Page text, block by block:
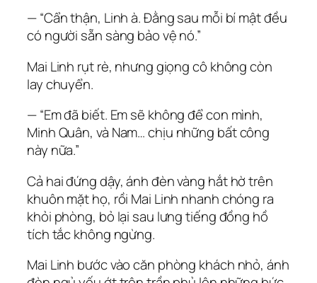
— “Cẩn thận, Linh à. Đằng sau mỗi bí mật đều
có người sẵn sàng bảo vệ nó.”
Mai Linh rụt rè, nhưng giọng cô không còn
lay chuyển.
— “Em đã biết. Em sẽ không để con mình,
Minh Quân, và Nam… chịu những bất công
này nữa.”
Cả hai đứng dậy, ánh đèn vàng hắt hờ trên
khuôn mặt họ, rồi Mai Linh nhanh chóng ra
khỏi phòng, bỏ lại sau lưng tiếng đồng hồ
tích tắc không ngừng.
Mai Linh bước vào căn phòng khách nhỏ, ánh